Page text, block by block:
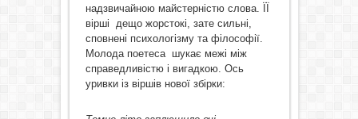
надзвичайною майстерністю слова. ЇЇ
вірші дещо жорстокі, зате сильні,
сповнені психологізму та філософії.
Молода поетеса шукає межі між
справедливістю і вигадкою. Ось
уривки із віршів нової збірки: